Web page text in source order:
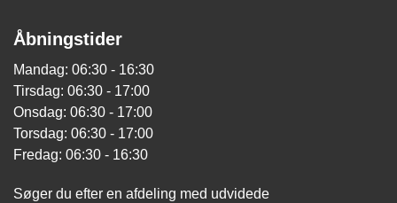
Åbningstider
Mandag: 06:30 - 16:30
Tirsdag: 06:30 - 17:00
Onsdag: 06:30 - 17:00
Torsdag: 06:30 - 17:00
Fredag: 06:30 - 16:30
Søger du efter en afdeling med udvidede